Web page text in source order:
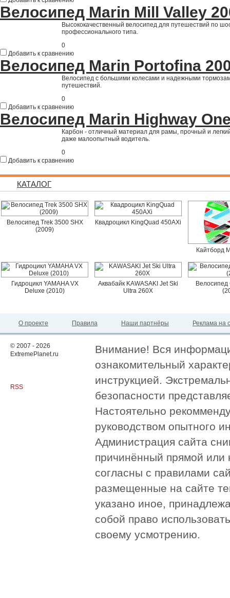
Велосипед Marin Mill Valley
Высококачественный велосипед для путешествий по
профессионального типа.
0
Добавить к сравнению
Велосипед Marin Portofina
Велосипед с большими колесами и надежными
путешествий.
0
Добавить к сравнению
Велосипед Marin Highway
Карбон - отличный материал для рамы, прочный и
даже малоопытный водитель.
0
Добавить к сравнению
КАТАЛОГ
Велосипед Trek 3500 SHX
(2009)
Квадроцикл KingQuad 450AXi
Кайтборд
Гидроцикл YAMAHA VX
Deluxe (2010)
Аквабайк KAWASAKI Jet Ski
Ultra 260X
Велосипед
О проекте Правила Наши партнёры Реклама на
© 2007 - 2026
ExtremePlanet.ru
RSS
Внимание! Вся
ознакомительный
инструкцией.
безопасности
Настоятельно
руководством опытного
Администрация сайта
причинённый прямой или
согласны с правилами
размещенные на сайте
указано иное,
собой право
своему усмотрению.